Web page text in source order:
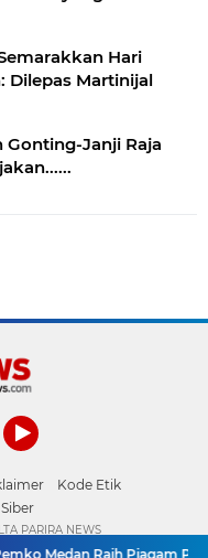
Hari
Dilepas Martinijal
Gonting-Janji Raja
Kode Etik
Medan Raih Piagam
PARIRA NEWS